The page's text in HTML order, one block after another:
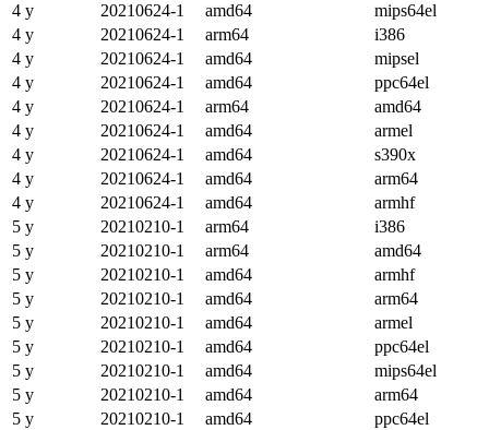
4 y
20210624-1 amd64
mips64el
4 y
20210624-1 arm64
i386
4 y
20210624-1 amd64
mipsel
4 y
20210624-1 amd64
ppc64el
4 y
20210624-1 arm64
amd64
4 y
20210624-1 amd64
armel
4 y
20210624-1 amd64
s390x
4 y
20210624-1 amd64
arm64
4 y
20210624-1 amd64
armhf
5 y
20210210-1 arm64
i386
5 y
20210210-1 arm64
amd64
5 y
20210210-1 amd64
armhf
5 y
20210210-1 amd64
arm64
5 y
20210210-1 amd64
armel
5 y
20210210-1 amd64
ppc64el
5 y
20210210-1 amd64
mips64el
5 y
20210210-1 amd64
arm64
5 y
20210210-1 amd64
ppc64el